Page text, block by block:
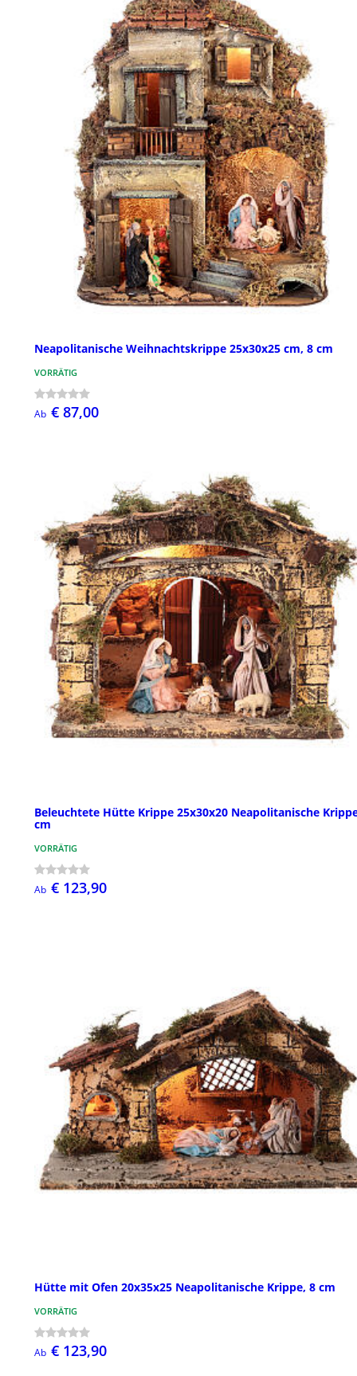
Neapolitanische Weihnachtskrippe 25x30x25 cm, 8 cm
VORRÄTIG
Ab € 87,00
Beleuchtete Hütte Krippe 25x30x20 Neapolitanische
cm
VORRÄTIG
Ab € 123,90
Hütte mit Ofen 20x35x25 Neapolitanische Krippe, 8 cm
VORRÄTIG
Ab € 123,90